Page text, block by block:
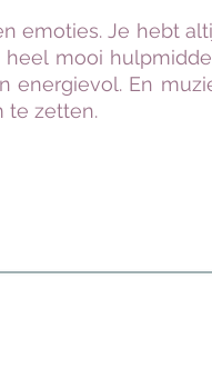
emoties. Je hebt
mooi
En
te zetten.